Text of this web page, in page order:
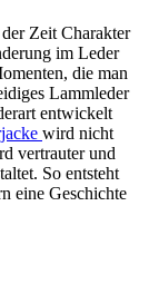
Zeit Charakter
im Leder
die man
Lammleder
entwickelt
wird nicht
vertrauter und
So entsteht
eine Geschichte